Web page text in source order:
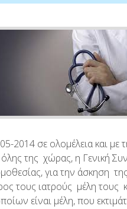
2014 σε ολομέλεια και
της χώρας, η Γενική
για την άσκηση
τους ιατρούς μέλη τους
είναι μέλη, που